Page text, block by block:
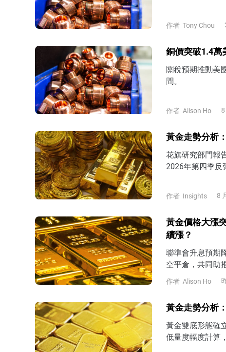
作者 Tony Chou
銅價突破1.4萬
關稅預期推動美
間。
作者 Alison Ho
黃金走勢分析
花旗研究部門報
2026年第四季反
作者 Insights 8
黃金價格大漲
續漲？
聯準會升息預期
空平倉，共同助
作者 Alison Ho
黃金走勢分析
黃金雙底形態確
低量度幅度計算